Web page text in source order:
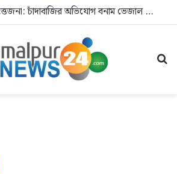
মিল্ক ভিটা ঘিরে উত্তেজনা: চাঁদাবাজির অভিযোগ বনাম ভেজাল দুধের জিডি